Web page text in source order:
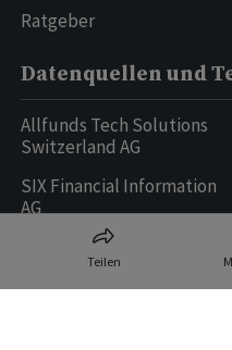
Teilen
Ratgeber
Datenquellen und
Allfunds Tech Solutions
Switzerland AG
SIX Financial Information
AG
Ringier AG | Ringier